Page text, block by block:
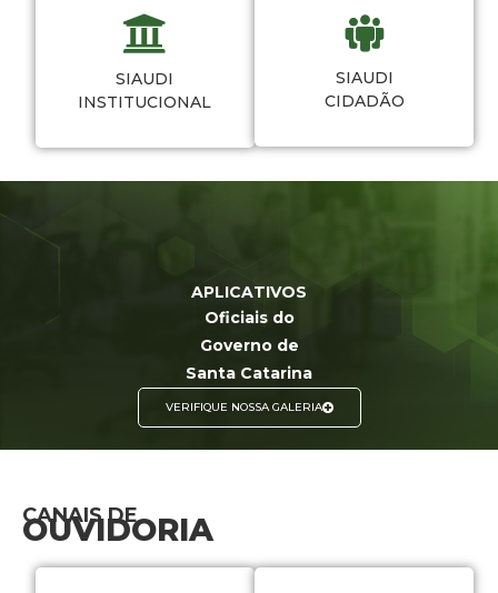
SIAUDI
INSTITUCIONAL
SIAUDI
CIDADÃO
APLICATIVOS
Oficiais do
Governo de
Santa Catarina
VERIFIQUE NOSSA GALERIA
CANAIS DE
OUVIDORIA